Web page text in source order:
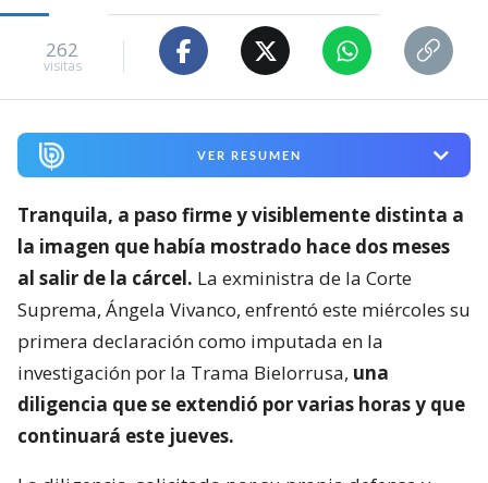
262
visitas
VER RESUMEN
Tranquila, a paso firme y visiblemente distinta a
la imagen que había mostrado hace dos meses
al salir de la cárcel. La exministra de la Corte
Suprema, Ángela Vivanco, enfrentó este miércoles su
primera declaración como imputada en la
investigación por la Trama Bielorrusa, una
diligencia que se extendió por varias horas y que
continuará este jueves.